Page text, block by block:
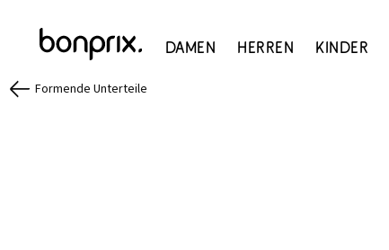
Damen Herren Kinder
Formende Unterteile